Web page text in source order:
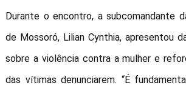
Durante o encontro, a subcomandante
de Mossoró, Lilian Cynthia, apresentou
sobre a violência contra a mulher e
das vítimas denunciarem. “É